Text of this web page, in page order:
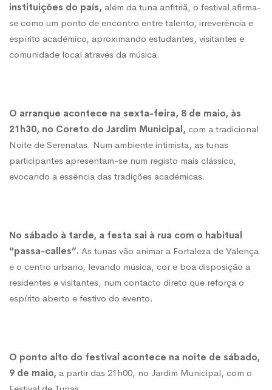
instituições do país, além da tuna anfitriã, o festival afirma-
se como um ponto de encontro entre talento, irreverência e
espírito académico, aproximando estudantes, visitantes e
comunidade local através da música.
O arranque acontece na sexta-feira, 8 de maio, às
21h30, no Coreto do Jardim Municipal, com a tradicional
Noite de Serenatas. Num ambiente intimista, as tunas
participantes apresentam-se num registo mais clássico,
evocando a essência das tradições académicas.
No sábado à tarde, a festa sai à rua com o habitual
“passa-calles”. As tunas vão animar a Fortaleza de Valença
e o centro urbano, levando música, cor e boa disposição a
residentes e visitantes, num contacto direto que reforça o
espírito aberto e festivo do evento.
O ponto alto do festival acontece na noite de sábado,
9 de maio, a partir das 21h00, no Jardim Municipal, com o